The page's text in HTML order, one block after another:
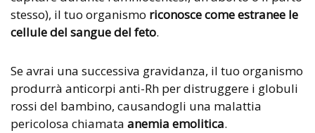
stesso), il tuo organismo riconosce come estranee le
cellule del sangue del feto.
Se avrai una successiva gravidanza, il tuo organismo
produrrà anticorpi anti-Rh per distruggere i globuli
rossi del bambino, causandogli una malattia
pericolosa chiamata anemia emolitica.